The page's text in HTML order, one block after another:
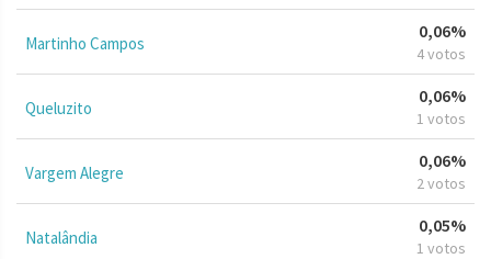
Martinho Campos
0,06%
4 votos
Queluzito
0,06%
1 votos
Vargem Alegre
0,06%
2 votos
Natalândia
0,05%
1 votos